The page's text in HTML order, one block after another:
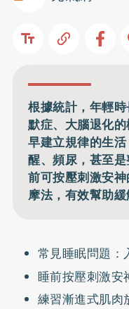
根據統計，年輕
默症、大腦退化
早建立規律的生
醒、頻尿，甚至
前可按壓刺激安
摩法，有效幫助緩
常見睡眠問題：
睡前按壓刺激安
練習漸進式肌肉